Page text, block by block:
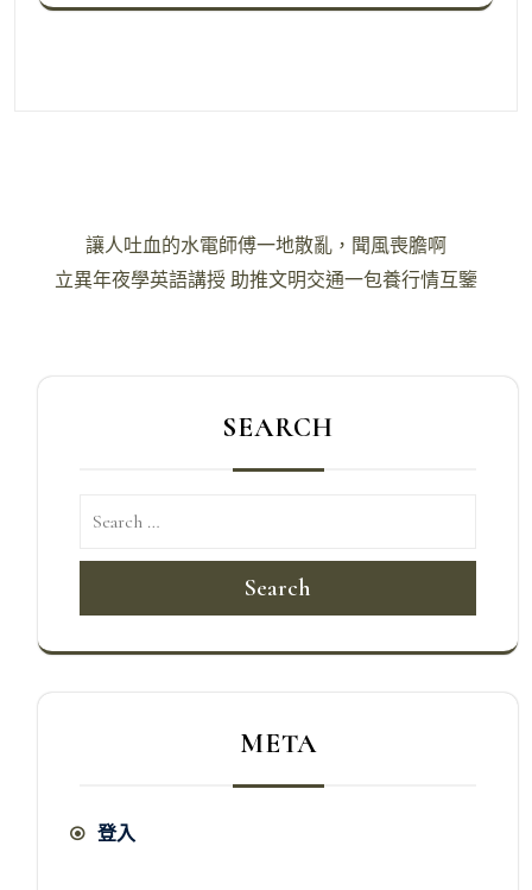
讓人吐血的水電師傅一地散亂，聞風喪膽啊
立異年夜學英語講授 助推文明交通一包養行情互鑒
SEARCH
Search
META
登入